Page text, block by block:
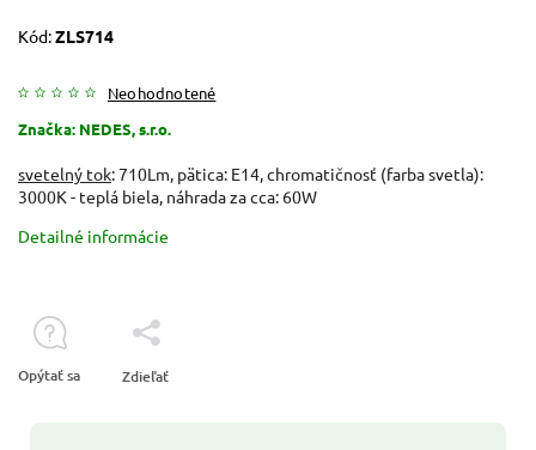
Kód:ZLS714
Neohodnotené
Značka: NEDES, s.r.o.
svetelný tok: 710Lm, pätica: E14, chromatičnosť (farba svetla):
3000K - teplá biela, náhrada za cca: 60W
Detailné informácie
Opýtať sa Zdieľať